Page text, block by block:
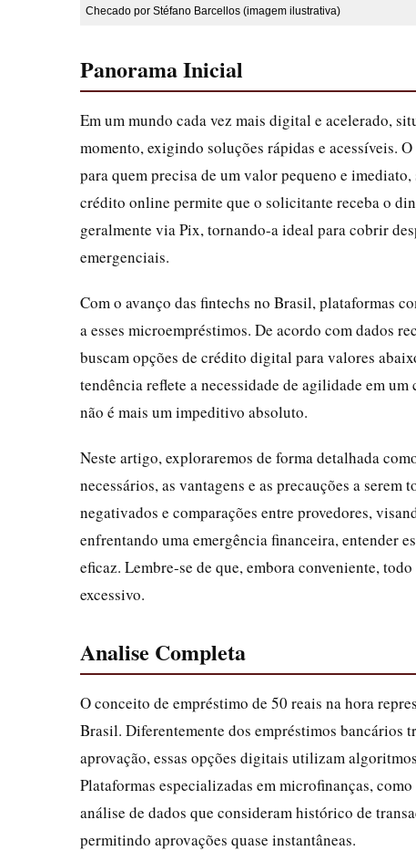
Checado por Stéfano Barcellos (imagem ilustrativa)
Panorama Inicial
Em um mundo cada vez mais digital e acelerado,
momento, exigindo soluções rápidas e acessíveis.
para quem precisa de um valor pequeno e
crédito online permite que o solicitante receba o
geralmente via Pix, tornando-a ideal para cobrir
emergenciais.
Com o avanço das fintechs no Brasil, plataformas
a esses microempréstimos. De acordo com dados
buscam opções de crédito digital para valores
tendência reflete a necessidade de agilidade em
não é mais um impeditivo absoluto.
Neste artigo, exploraremos de forma detalhada
necessários, as vantagens e as precauções a
negativados e comparações entre provedores,
enfrentando uma emergência financeira, entender
eficaz. Lembre-se de que, embora conveniente,
excessivo.
Analise Completa
O conceito de empréstimo de 50 reais na hora
Brasil. Diferentemente dos empréstimos bancários
aprovação, essas opções digitais utilizam
Plataformas especializadas em microfinanças,
análise de dados que consideram histórico de
permitindo aprovações quase instantâneas.